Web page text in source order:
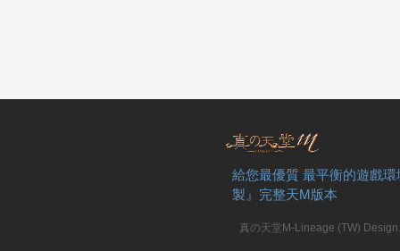
給您最優質 最平衡的遊戲
製』完整天M版本
真の天堂M-Lineage (TW)